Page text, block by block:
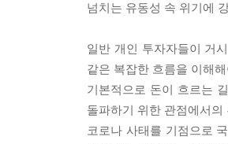
넘치는 유동성 속 위기에
일반 개인 투자자들이 거
같은 복잡한 흐름을 이해
기본적으로 돈이 흐르는
돌파하기 위한 관점에서
코로나 사태를 기점으로